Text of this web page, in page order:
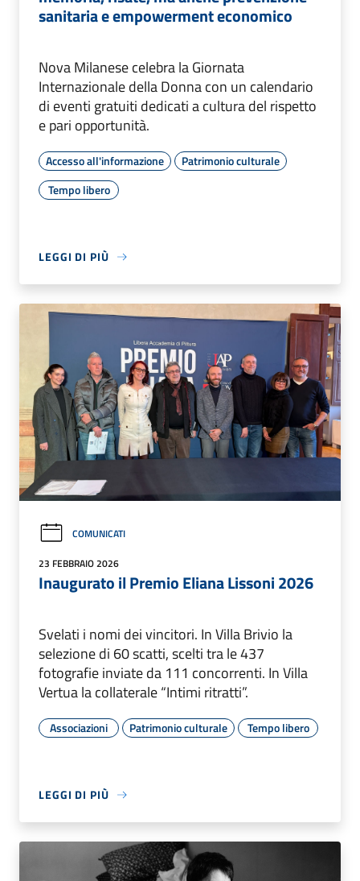
sanitaria e empowerment economico
Nova Milanese celebra la Giornata
Internazionale della Donna con un calendario
di eventi gratuiti dedicati a cultura del rispetto
e pari opportunità.
Accesso all'informazione
Patrimonio culturale
Tempo libero
LEGGI DI PIÙ
COMUNICATI
23 FEBBRAIO 2026
Inaugurato il Premio Eliana Lissoni 2026
Svelati i nomi dei vincitori. In Villa Brivio la
selezione di 60 scatti, scelti tra le 437
fotografie inviate da 111 concorrenti. In Villa
Vertua la collaterale “Intimi ritratti”.
Associazioni Patrimonio culturale Tempo libero
LEGGI DI PIÙ